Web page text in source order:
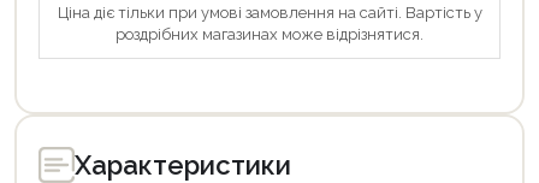
Ціна діє тільки при умові замовлення на сайті. Вартість у
роздрібних магазинах може відрізнятися.
Характеристики